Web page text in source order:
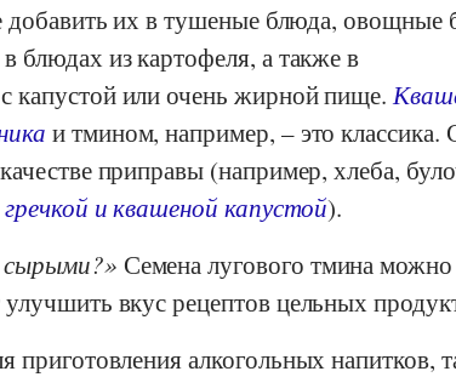
добавить их в тушеные блюда, овощные
из картофеля, а также в
капустой или очень жирной пище.
и тмином, например, – это классика.
приправы (например, хлеба,
и квашеной капустой).
Семена лугового тмина можно
вкус рецептов цельных
приготовления алкогольных напитков,